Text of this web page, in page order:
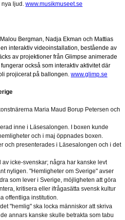
nya ljud. www.musikmuseet.se
Bergman, Nadja Ekman och Mattias
interaktiv videoinstallation, bestående av
av projektioner från Glimpse animerade
också som interaktiv aktivitet där
projicerat på ballongen. www.glimp.se
Maria Maud Borup Petersen och
inne i Läsesalongen. I boxen kunde
och i maj öppnades boxen.
och presenterades i Läsesalongen och i det
icke-svenskar; några har kanske levt
nyligen. "Hemligheter om Sverige" avser
som lever i Sverige, möjligheten att göra
kritisera eller ifrågasätta svensk kultur
offentliga institution.
"hemlig" ska locka människor att skriva
annars kanske skulle betrakta som tabu